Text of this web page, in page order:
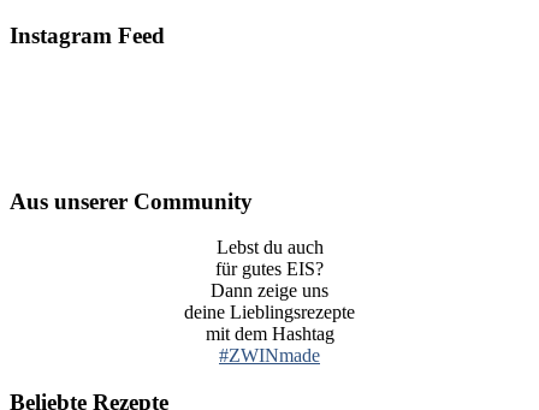
Instagram Feed
Aus unserer Community
Lebst du auch
für gutes EIS?
Dann zeige uns
deine Lieblingsrezepte
mit dem Hashtag
#ZWINmade
Beliebte Rezepte